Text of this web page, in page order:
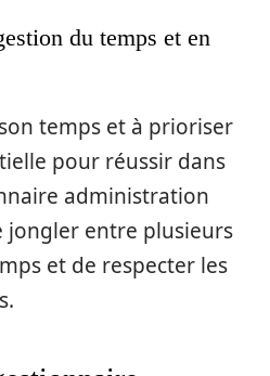
du temps et en
temps et à prioriser
pour réussir dans
administration
jongler entre plusieurs
et de respecter les